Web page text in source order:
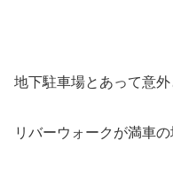
地下駐車場とあって意外
リバーウォークが満車の